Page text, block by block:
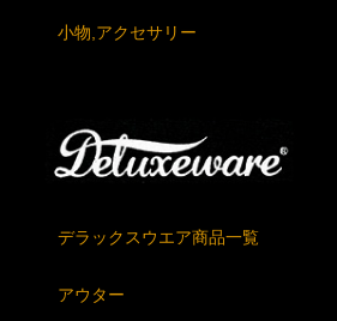
小物,アクセサリー
デラックスウエア商品一覧
アウター